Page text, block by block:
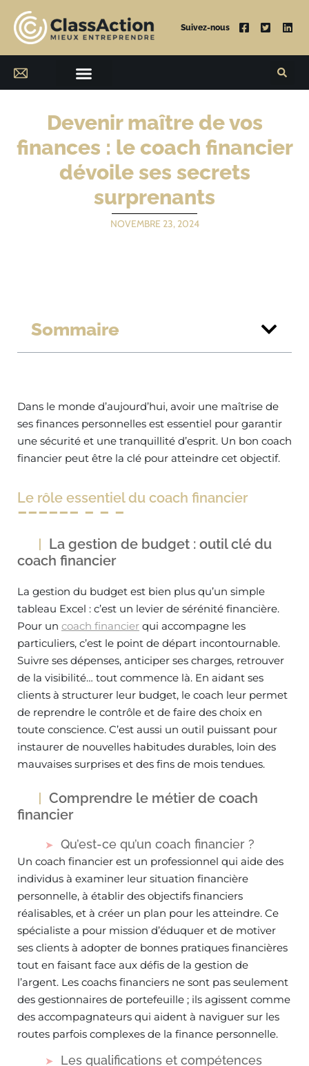
Suivez-nous
Devenir maître de vos
finances : le coach financier
dévoile ses secrets
surprenants
NOVEMBRE 23, 2024
Sommaire
Dans le monde d’aujourd’hui, avoir une maîtrise de
ses finances personnelles est essentiel pour garantir
une sécurité et une tranquillité d’esprit. Un bon coach
financier peut être la clé pour atteindre cet objectif.
Le rôle essentiel du coach financier
La gestion de budget : outil clé du
coach financier
La gestion du budget est bien plus qu’un simple
tableau Excel : c’est un levier de sérénité financière.
Pour un coach financier qui accompagne les
particuliers, c’est le point de départ incontournable.
Suivre ses dépenses, anticiper ses charges, retrouver
de la visibilité… tout commence là. En aidant ses
clients à structurer leur budget, le coach leur permet
de reprendre le contrôle et de faire des choix en
toute conscience. C’est aussi un outil puissant pour
instaurer de nouvelles habitudes durables, loin des
mauvaises surprises et des fins de mois tendues.
Comprendre le métier de coach
financier
Qu’est-ce qu’un coach financier ?
Un coach financier est un professionnel qui aide des
individus à examiner leur situation financière
personnelle, à établir des objectifs financiers
réalisables, et à créer un plan pour les atteindre. Ce
spécialiste a pour mission d’éduquer et de motiver
ses clients à adopter de bonnes pratiques financières
tout en faisant face aux défis de la gestion de
l’argent. Les coachs financiers ne sont pas seulement
des gestionnaires de portefeuille ; ils agissent comme
des accompagnateurs qui aident à naviguer sur les
routes parfois complexes de la finance personnelle.
Les qualifications et compétences